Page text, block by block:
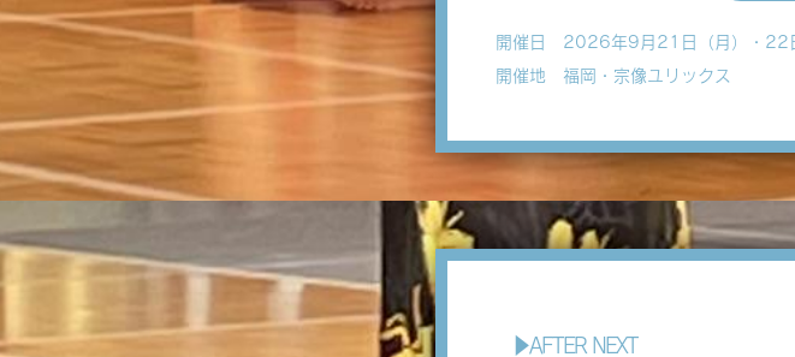
開催日 2026年9月21日（月）・22
開催地 福岡・宗像ユリックス
▶AFTER NEXT